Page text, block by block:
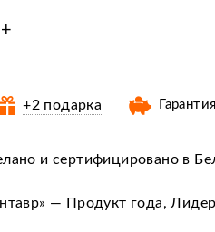
+2 подарка
и сертифицировано в
— Продукт года,